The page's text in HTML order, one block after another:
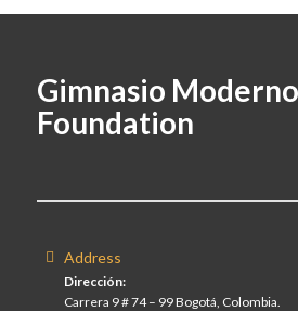
Gimnasio Moderno
Foundation
Address
Dirección:
Carrera 9 # 74 – 99 Bogotá, Colombia.